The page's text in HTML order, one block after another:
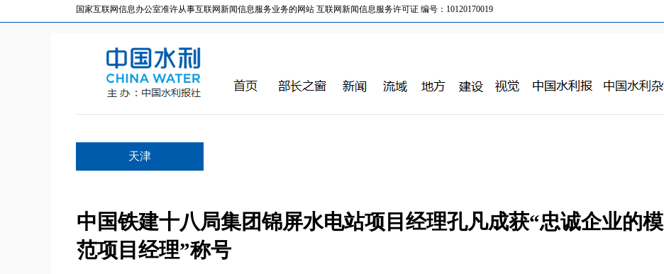
国家互联网信息办公室准许从事互联网新闻信息服务业务的网站 互联网新闻信息服务许可证 编号：10120170019
天津
中国铁建十八局集团锦屏水电站项目经理孔凡成获“忠诚企业的模
范项目经理”称号